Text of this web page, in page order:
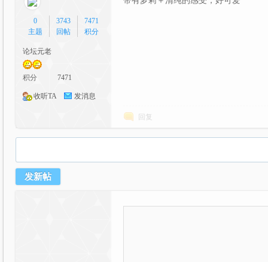
漫
0
主题
3743
回帖
7471
积分
论坛元老
积分 7471
收听TA 发消息
回复
发新帖